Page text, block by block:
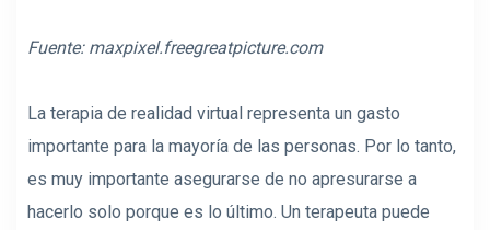
Fuente: maxpixel.freegreatpicture.com
La terapia de realidad virtual representa un gasto
importante para la mayoría de las personas. Por lo tanto,
es muy importante asegurarse de no apresurarse a
hacerlo solo porque es lo último. Un terapeuta puede